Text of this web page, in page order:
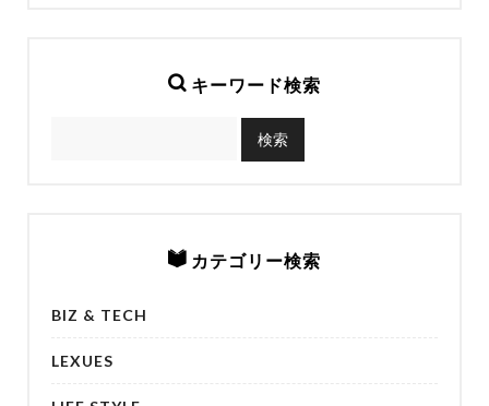
キーワード検索
カテゴリー検索
BIZ & TECH
LEXUES